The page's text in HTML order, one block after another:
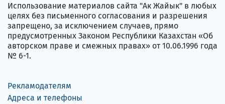
Использование материалов сайта "Ак Жайык" в любых
целях без письменного согласования и разрешения
запрещено, за исключением случаев, прямо
предусмотренных Законом Республики Казахстан «Об
авторском праве и смежных правах» от 10.06.1996 года
№ 6-1.
Рекламодателям
Адреса и телефоны